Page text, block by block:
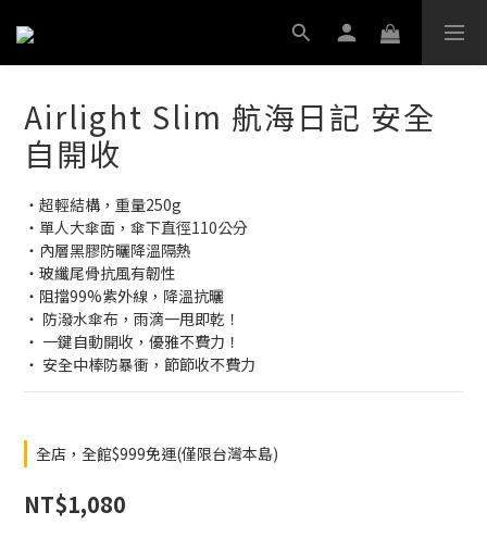
Airlight Slim 航海日記 安全
自開收
‧超輕結構，重量250g
‧單人大傘面，傘下直徑110公分
‧內層黑膠防曬降溫隔熱
‧玻纖尾骨抗風有韌性
‧阻擋99%紫外線，降溫抗曬
‧ 防潑水傘布，雨滴一甩即乾！
‧ 一鍵自動開收，優雅不費力！
‧ 安全中棒防暴衝，節節收不費力
全店，全館$999免運(僅限台灣本島)
NT$1,080